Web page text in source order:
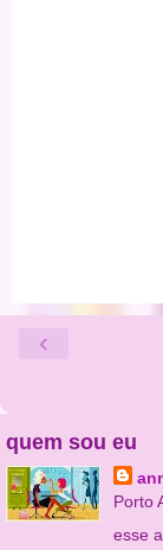
‹
quem sou eu
Porto
esse